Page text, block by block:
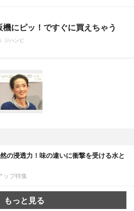
機にピッ！ですぐに買えちゃう
ジハンピ
の浸透力！味の違いに衝撃を受ける水と
ップ特集
もっと見る